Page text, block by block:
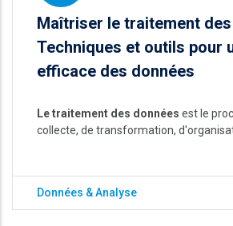
Maîtriser le traitement
Techniques et outils pour
efficace des données
Le traitement des données est le
collecte, de transformation,
Données & Analyse